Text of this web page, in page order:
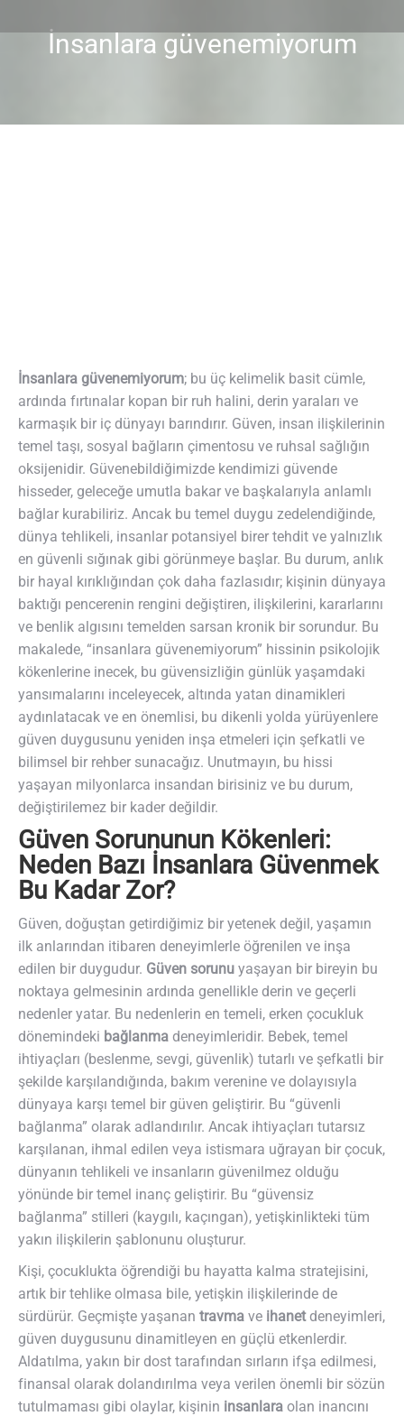
İnsanlara güvenemiyorum
You are here:
İnsanlara güvenemiyorum; bu üç kelimelik basit cümle,
ardında fırtınalar kopan bir ruh halini, derin yaraları ve
karmaşık bir iç dünyayı barındırır. Güven, insan ilişkilerinin
temel taşı, sosyal bağların çimentosu ve ruhsal sağlığın
oksijenidir. Güvenebildiğimizde kendimizi güvende
hisseder, geleceğe umutla bakar ve başkalarıyla anlamlı
bağlar kurabiliriz. Ancak bu temel duygu zedelendiğinde,
dünya tehlikeli, insanlar potansiyel birer tehdit ve yalnızlık
en güvenli sığınak gibi görünmeye başlar. Bu durum, anlık
bir hayal kırıklığından çok daha fazlasıdır; kişinin dünyaya
baktığı pencerenin rengini değiştiren, ilişkilerini, kararlarını
ve benlik algısını temelden sarsan kronik bir sorundur. Bu
makalede, “insanlara güvenemiyorum” hissinin psikolojik
kökenlerine inecek, bu güvensizliğin günlük yaşamdaki
yansımalarını inceleyecek, altında yatan dinamikleri
aydınlatacak ve en önemlisi, bu dikenli yolda yürüyenlere
güven duygusunu yeniden inşa etmeleri için şefkatli ve
bilimsel bir rehber sunacağız. Unutmayın, bu hissi
yaşayan milyonlarca insandan birisiniz ve bu durum,
değiştirilemez bir kader değildir.
Güven Sorununun Kökenleri:
Neden Bazı İnsanlara Güvenmek
Bu Kadar Zor?
Güven, doğuştan getirdiğimiz bir yetenek değil, yaşamın
ilk anlarından itibaren deneyimlerle öğrenilen ve inşa
edilen bir duygudur. Güven sorunu yaşayan bir bireyin bu
noktaya gelmesinin ardında genellikle derin ve geçerli
nedenler yatar. Bu nedenlerin en temeli, erken çocukluk
dönemindeki bağlanma deneyimleridir. Bebek, temel
ihtiyaçları (beslenme, sevgi, güvenlik) tutarlı ve şefkatli bir
şekilde karşılandığında, bakım verenine ve dolayısıyla
dünyaya karşı temel bir güven geliştirir. Bu “güvenli
bağlanma” olarak adlandırılır. Ancak ihtiyaçları tutarsız
karşılanan, ihmal edilen veya istismara uğrayan bir çocuk,
dünyanın tehlikeli ve insanların güvenilmez olduğu
yönünde bir temel inanç geliştirir. Bu “güvensiz
bağlanma” stilleri (kaygılı, kaçıngan), yetişkinlikteki tüm
yakın ilişkilerin şablonunu oluşturur.
Kişi, çocuklukta öğrendiği bu hayatta kalma stratejisini,
artık bir tehlike olmasa bile, yetişkin ilişkilerinde de
sürdürür. Geçmişte yaşanan travma ve ihanetdeneyimleri,
güven duygusunu dinamitleyen en güçlü etkenlerdir.
Aldatılma, yakın bir dost tarafından sırların ifşa edilmesi,
finansal olarak dolandırılma veya verilen önemli bir sözün
tutulmaması gibi olaylar, kişinin insanlara olan inancını